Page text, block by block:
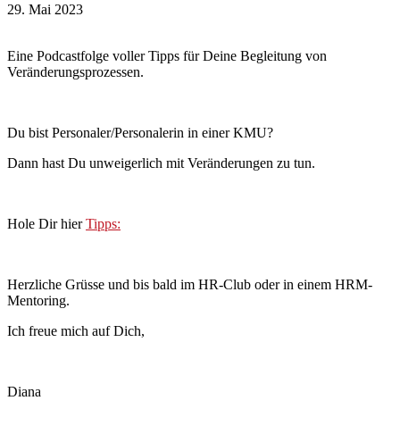
29. Mai 2023
Eine Podcastfolge voller Tipps für Deine Begleitung von
Veränderungsprozessen.
Du bist Personaler/Personalerin in einer KMU?
Dann hast Du unweigerlich mit Veränderungen zu tun.
Hole Dir hierTipps:
Herzliche Grüsse und bis bald im HR-Club oder in einem HRM-
Mentoring.
Ich freue mich auf Dich,
Diana